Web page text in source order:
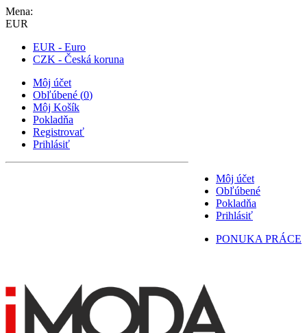
Mena:
EUR
EUR - Euro
CZK - Česká koruna
Môj účet
Obľúbené (0)
Môj Košík
Pokladňa
Registrovať
Prihlásiť
Môj účet
Obľúbené
Pokladňa
Prihlásiť
PONUKA PRÁCE